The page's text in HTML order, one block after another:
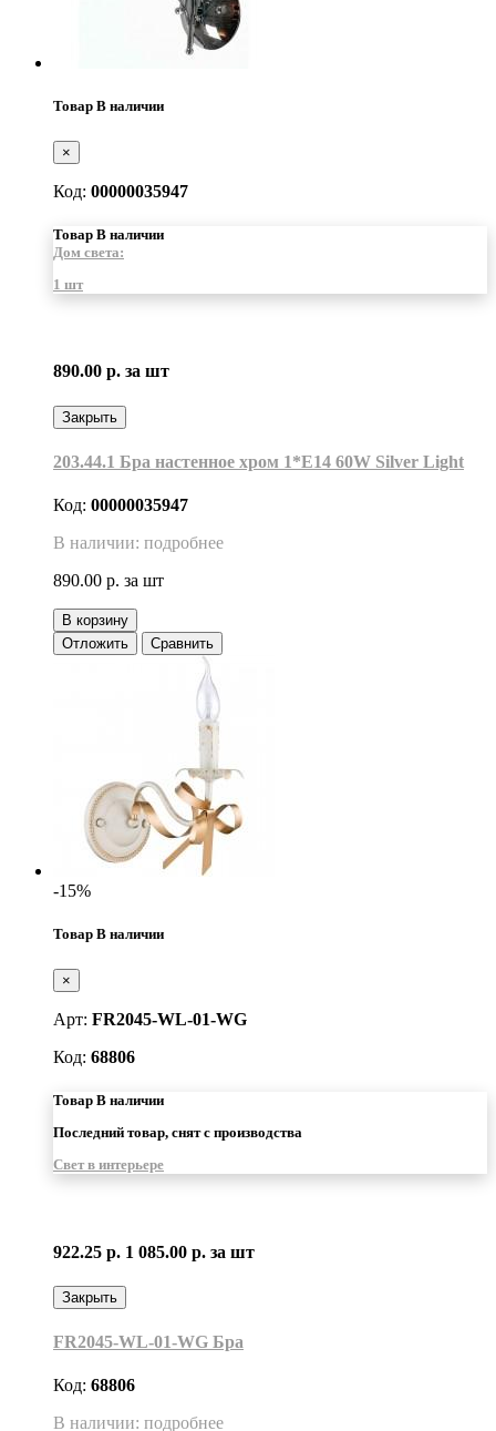
Товар В наличии
×
Код: 00000035947
Товар В наличии
Дом света:
1 шт
890.00 р. за шт
Закрыть
203.44.1 Бра настенное хром 1*Е14 60W Silver Light
Код: 00000035947
В наличии: подробнее
890.00 р. за шт
В корзину
Отложить
Сравнить
-15%
Товар В наличии
×
Арт: FR2045-WL-01-WG
Код: 68806
Товар В наличии
Последний товар, снят с производства
Свет в интерьере
922.25 р. 1 085.00 р. за шт
Закрыть
FR2045-WL-01-WG Бра
Код: 68806
В наличии: подробнее